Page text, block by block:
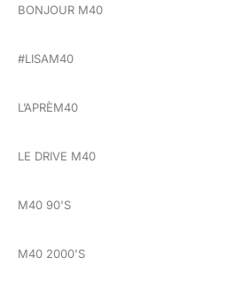
BONJOUR M40
#LISAM40
L’APRÈM40
LE DRIVE M40
M40 90'S
M40 2000'S